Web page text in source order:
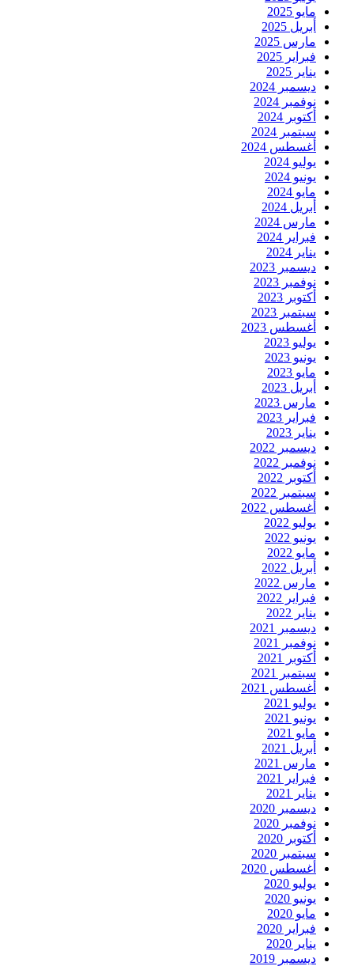
مايو 2025
أبريل 2025
مارس 2025
فبراير 2025
يناير 2025
ديسمبر 2024
نوفمبر 2024
أكتوبر 2024
سبتمبر 2024
أغسطس 2024
يوليو 2024
يونيو 2024
مايو 2024
أبريل 2024
مارس 2024
فبراير 2024
يناير 2024
ديسمبر 2023
نوفمبر 2023
أكتوبر 2023
سبتمبر 2023
أغسطس 2023
يوليو 2023
يونيو 2023
مايو 2023
أبريل 2023
مارس 2023
فبراير 2023
يناير 2023
ديسمبر 2022
نوفمبر 2022
أكتوبر 2022
سبتمبر 2022
أغسطس 2022
يوليو 2022
يونيو 2022
مايو 2022
أبريل 2022
مارس 2022
فبراير 2022
يناير 2022
ديسمبر 2021
نوفمبر 2021
أكتوبر 2021
سبتمبر 2021
أغسطس 2021
يوليو 2021
يونيو 2021
مايو 2021
أبريل 2021
مارس 2021
فبراير 2021
يناير 2021
ديسمبر 2020
نوفمبر 2020
أكتوبر 2020
سبتمبر 2020
أغسطس 2020
يوليو 2020
يونيو 2020
مايو 2020
فبراير 2020
يناير 2020
ديسمبر 2019